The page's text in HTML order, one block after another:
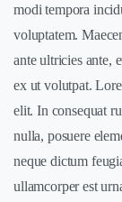
modi tempora
voluptatem.
ante ultricies ante,
ex ut volutpat.
elit. In consequat
nulla, posuere
neque dictum
ullamcorper est